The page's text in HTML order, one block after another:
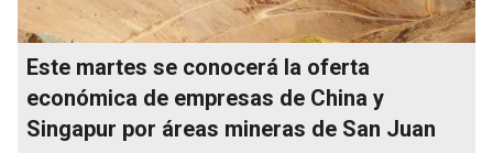
Este martes se conocerá la oferta
económica de empresas de China y
Singapur por áreas mineras de San Juan